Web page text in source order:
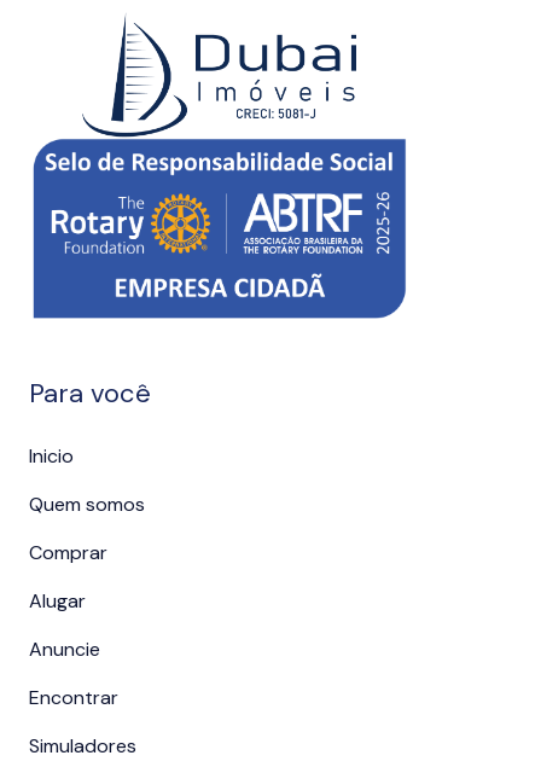
Para você
Inicio
Quem somos
Comprar
Alugar
Anuncie
Encontrar
Simuladores